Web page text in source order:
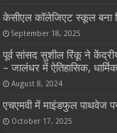
केसीएल कॉलेजिएट स्कूल बना
September 18, 2025
पूर्व सांसद सुशील रिंकू ने
– जालंधर में ऐतिहासिक,
August 8, 2024
एचएमवी में माइंडफुल पाथवेज
October 17, 2025